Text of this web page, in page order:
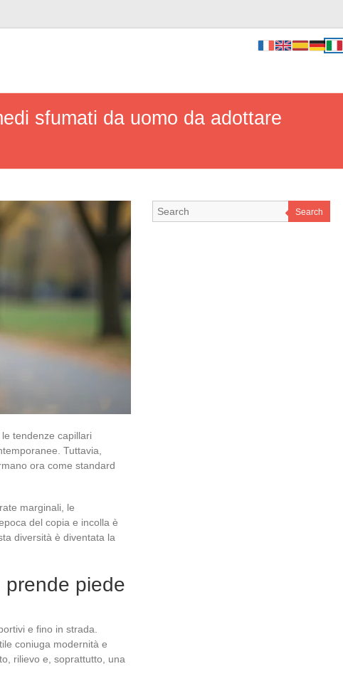
sfumati da uomo da adottare
tendenze capillari
Tuttavia,
ora come standard
marginali, le
del copia e incolla è
diversità è diventata la
prende piede
e fino in strada.
coniuga modernità e
rilievo e, soprattutto, una
Search